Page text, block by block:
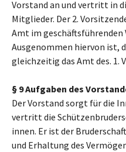
Vorstand an und vertritt in
Mitglieder. Der 2.
Amt im geschäftsführenden
Ausgenommen hiervon ist,
gleichzeitig das Amt des. 1.
§ 9 Aufgaben des
Der Vorstand sorgt für die
vertritt die
innen. Er ist der
und Erhaltung des